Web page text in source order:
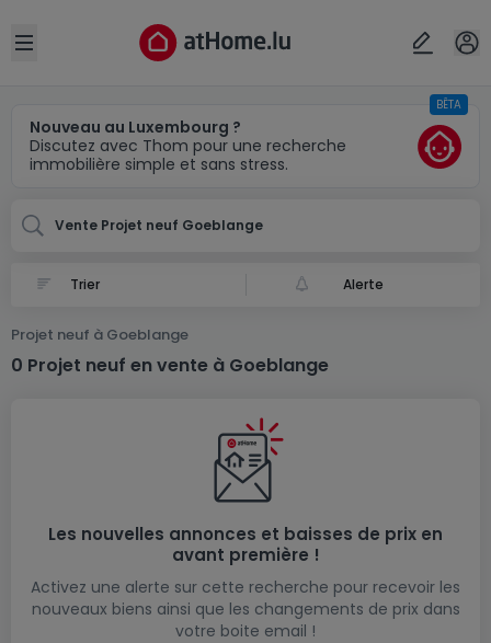
Open sidebar
Nouveau au Luxembourg ?
Discutez avec Thom pour une recherche
immobilière simple et sans stress.
BÊTA
Vente Projet neuf Goeblange
Alerte
Projet neuf à Goeblange
0 Projet neuf en vente à Goeblange
Les nouvelles annonces et baisses de prix en
avant première !
Activez une alerte sur cette recherche pour recevoir les
nouveaux biens ainsi que les changements de prix dans
votre boite email !
Localité(s)
Annuler OK